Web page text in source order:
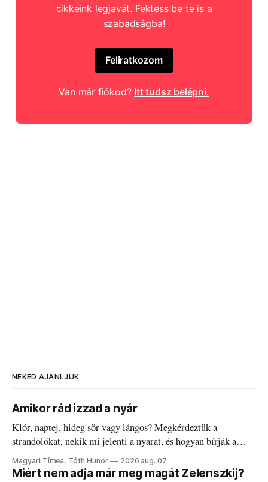
cikkeink legjavát. Fektess be te is a
szabadságba!
Feliratkozom
Van már fiókod? Itt tudsz belépni.
NEKED AJÁNLJUK
Amikor rád izzad a nyár
Klór, naptej, hideg sör vagy lángos? Megkérdeztük a
strandolókat, nekik mi jelenti a nyarat, és hogyan bírják a
kánikulát.
Magyari Tímea, Tóth Hunor 2026 aug. 07
Miért nem adja már meg magát Zelenszkij?